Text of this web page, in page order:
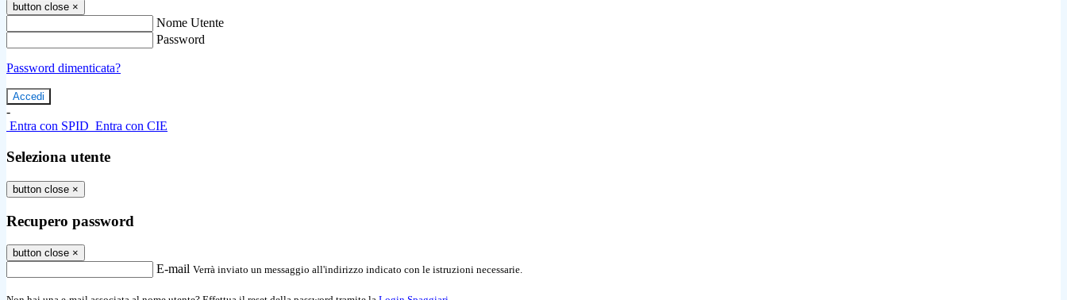
button close ×
Nome Utente
Password
Password dimenticata?
-
Entra con SPID Entra con CIE
Seleziona utente
button close ×
Recupero password
button close ×
E-mail Verrà inviato un messaggio all'indirizzo indicato con le istruzioni necessarie.